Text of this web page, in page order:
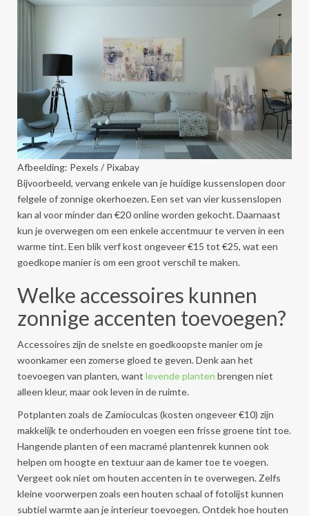
Afbeelding: Pexels / Pixabay
Bijvoorbeeld, vervang enkele van je huidige kussenslopen door
felgele of zonnige okerhoezen. Een set van vier kussenslopen
kan al voor minder dan €20 online worden gekocht. Daarnaast
kun je overwegen om een enkele accentmuur te verven in een
warme tint. Een blik verf kost ongeveer €15 tot €25, wat een
goedkope manier is om een groot verschil te maken.
Welke accessoires kunnen
zonnige accenten toevoegen?
Accessoires zijn de snelste en goedkoopste manier om je
woonkamer een zomerse gloed te geven. Denk aan het
toevoegen van planten, want levende planten brengen niet
alleen kleur, maar ook leven in de ruimte.
Potplanten zoals de Zamioculcas (kosten ongeveer €10) zijn
makkelijk te onderhouden en voegen een frisse groene tint toe.
Hangende planten of een macramé plantenrek kunnen ook
helpen om hoogte en textuur aan de kamer toe te voegen.
Vergeet ook niet om houten accenten in te overwegen. Zelfs
kleine voorwerpen zoals een houten schaal of fotolijst kunnen
subtiel warmte aan je interieur toevoegen. Ontdek hoe houten